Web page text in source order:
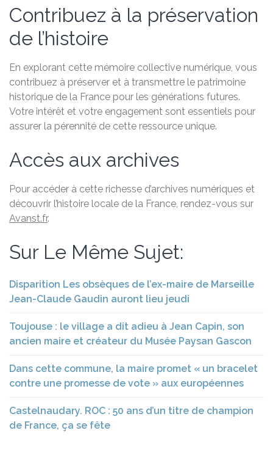
Contribuez à la préservation
de l’histoire
En explorant cette mémoire collective numérique, vous
contribuez à préserver et à transmettre le patrimoine
historique de la France pour les générations futures.
Votre intérêt et votre engagement sont essentiels pour
assurer la pérennité de cette ressource unique.
Accès aux archives
Pour accéder à cette richesse d’archives numériques et
découvrir l’histoire locale de la France, rendez-vous sur
Avanst.fr.
Sur Le Même Sujet:
Disparition Les obsèques de l’ex-maire de Marseille
Jean-Claude Gaudin auront lieu jeudi
Toujouse : le village a dit adieu à Jean Capin, son
ancien maire et créateur du Musée Paysan Gascon
Dans cette commune, la maire promet « un bracelet
contre une promesse de vote » aux européennes
Castelnaudary. ROC : 50 ans d’un titre de champion
de France, ça se fête